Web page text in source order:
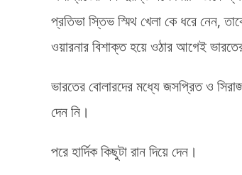
প্রতিভা স্তিভ স্মিথ খেলা কে ধরে নেন,
ওয়ারনার বিশাক্ত হয়ে ওঠার আগেই
ভারতের বোলারদের মধ্যে জসপ্রিত ও
দেন নি।
পরে হার্দিক কিছুটা রান দিয়ে দেন।